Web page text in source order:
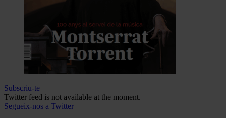
Subscriu-te
Twitter feed is not available at the moment.
Segueix-nos a Twitter